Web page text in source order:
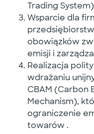
Trading
Wsparcie dla
obowiązków
emisji i
Realizacja
wdrażaniu
CBAM (Carbon
Mechanism),
ograniczenie
towarów .